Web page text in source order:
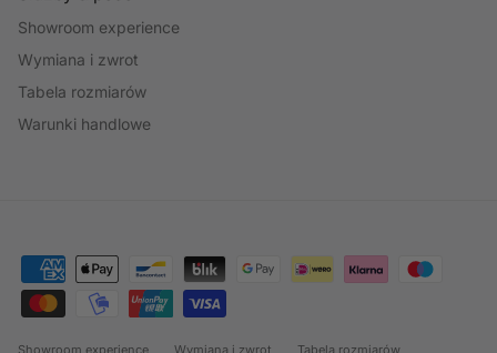
Showroom experience
Wymiana i zwrot
Tabela rozmiarów
Warunki handlowe